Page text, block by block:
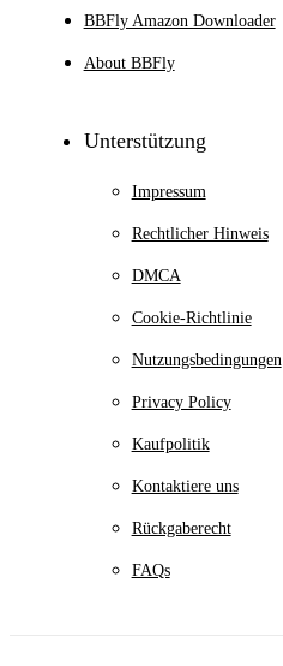
BBFly Amazon Downloader
About BBFly
Unterstützung
Impressum
Rechtlicher Hinweis
DMCA
Cookie-Richtlinie
Nutzungsbedingungen
Privacy Policy
Kaufpolitik
Kontaktiere uns
Rückgaberecht
FAQs